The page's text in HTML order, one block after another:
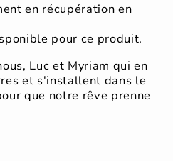
en récupération en
pour ce produit.
Luc et Myriam qui en
et s'installent dans le
que notre rêve prenne